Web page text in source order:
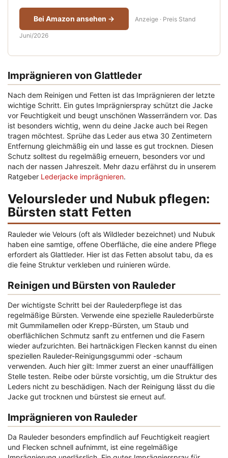
Bei Amazon ansehen → Anzeige · Preis Stand
Juni/2026
Imprägnieren von Glattleder
Nach dem Reinigen und Fetten ist das Imprägnieren der letzte
wichtige Schritt. Ein gutes Imprägnierspray schützt die Jacke
vor Feuchtigkeit und beugt unschönen Wasserrändern vor. Das
ist besonders wichtig, wenn du deine Jacke auch bei Regen
tragen möchtest. Sprühe das Leder aus etwa 30 Zentimetern
Entfernung gleichmäßig ein und lasse es gut trocknen. Diesen
Schutz solltest du regelmäßig erneuern, besonders vor und
nach der nassen Jahreszeit. Mehr dazu erfährst du in unserem
Ratgeber Lederjacke imprägnieren.
Veloursleder und Nubuk pflegen:
Bürsten statt Fetten
Rauleder wie Velours (oft als Wildleder bezeichnet) und Nubuk
haben eine samtige, offene Oberfläche, die eine andere Pflege
erfordert als Glattleder. Hier ist das Fetten absolut tabu, da es
die feine Struktur verkleben und ruinieren würde.
Reinigen und Bürsten von Rauleder
Der wichtigste Schritt bei der Raulederpflege ist das
regelmäßige Bürsten. Verwende eine spezielle Raulederbürste
mit Gummilamellen oder Krepp-Bürsten, um Staub und
oberflächlichen Schmutz sanft zu entfernen und die Fasern
wieder aufzurichten. Bei hartnäckigen Flecken kannst du einen
speziellen Rauleder-Reinigungsgummi oder -schaum
verwenden. Auch hier gilt: Immer zuerst an einer unauffälligen
Stelle testen. Reibe oder bürste vorsichtig, um die Struktur des
Leders nicht zu beschädigen. Nach der Reinigung lässt du die
Jacke gut trocknen und bürstest sie erneut auf.
Imprägnieren von Rauleder
Da Rauleder besonders empfindlich auf Feuchtigkeit reagiert
und Flecken schnell aufnimmt, ist eine regelmäßige